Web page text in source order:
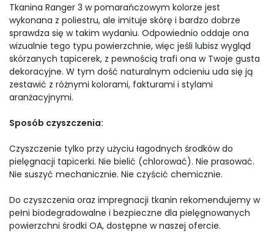
Tkanina Ranger 3 w pomarańczowym kolorze jest
wykonana z poliestru, ale imituje skórę i bardzo dobrze
sprawdza się w takim wydaniu. Odpowiednio oddaje ona
wizualnie tego typu powierzchnie, więc jeśli lubisz wygląd
skórzanych tapicerek, z pewnością trafi ona w Twoje gusta
dekoracyjne. W tym dość naturalnym odcieniu uda się ją
zestawić z różnymi kolorami, fakturami i stylami
aranżacyjnymi.
Sposób czyszczenia:
Czyszczenie tylko przy użyciu łagodnych środków do
pielęgnacji tapicerki. Nie bielić (chlorować). Nie prasować.
Nie suszyć mechanicznie. Nie czyścić chemicznie.
Do czyszczenia oraz impregnacji tkanin rekomendujemy w
pełni biodegradowalne i bezpieczne dla pielęgnowanych
powierzchni środki OA, dostępne w naszej ofercie.